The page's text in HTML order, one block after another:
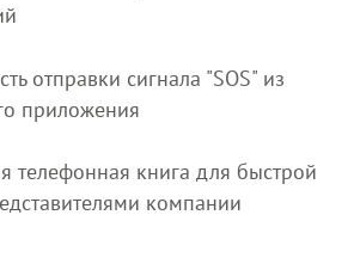
отправки сигнала "SOS" из
приложения
телефонная книга для быстрой
компании